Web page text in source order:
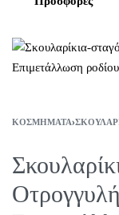
ΚΟΣΜΉΜΑΤΑ›